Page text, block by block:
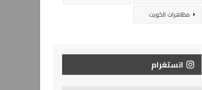
مظاهرات الكويت
انستغرام